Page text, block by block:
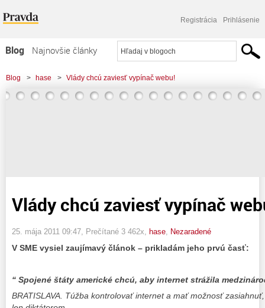
Registrácia Prihlásenie
Blog
Najnovšie články
Najčítanejšie články
Najkomentovanejšie články
Blog > hase > Vlády chcú zaviesť vypínač webu!
Vlády chcú zaviesť vypínač
25. mája 2011 09:47 , Prečítané 3 462x, hase Nezaradené
V SME vysiel zaujímavý článok – prikladám jeho prvú časť:
“ Spojené štáty americké chcú, aby internet strážila
BRATISLAVA. Túžba kontrolovať internet a mať možnosť